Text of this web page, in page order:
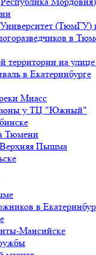
(ТюмГУ)
в
территории на
в Екатеринбурге
Миасс
зоны у ТЦ "Южный"
Тюмени
Верхняя Пышма
в
Мансийске